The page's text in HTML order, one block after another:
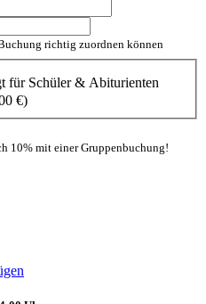
richtig zuordnen können
für Schüler & Abiturienten
€)
10% mit einer Gruppenbuchung!